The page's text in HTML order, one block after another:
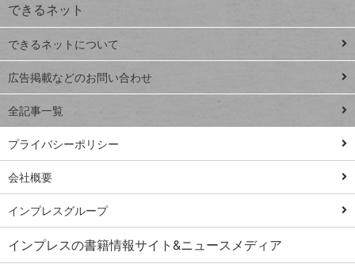
close
閉じ
る
連載
Excel Q&A
トイアンナ流仕
事術
PowerAutomate
ではじめる業務
の完全自動化
AI議事録作成術
Windows 11
Q&A
Teams踏み込み
できるネット
できるネットについて
広告掲載などのお問い合わせ
全記事一覧
プライバシーポリシー
会社概要
インプレスグループ
インプレスの書籍情報サイト&ニュースメディア